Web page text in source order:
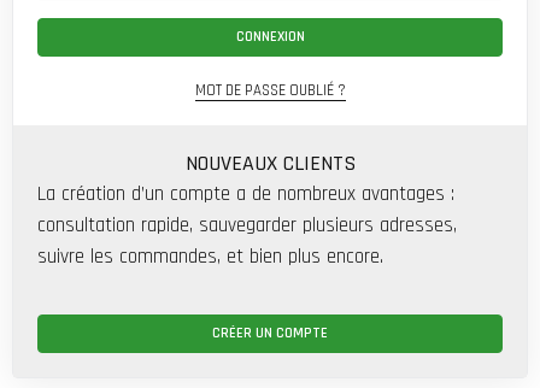
CONNEXION
MOT DE PASSE OUBLIÉ ?
NOUVEAUX CLIENTS
La création d’un compte a de nombreux avantages :
consultation rapide, sauvegarder plusieurs adresses,
suivre les commandes, et bien plus encore.
CRÉER UN COMPTE